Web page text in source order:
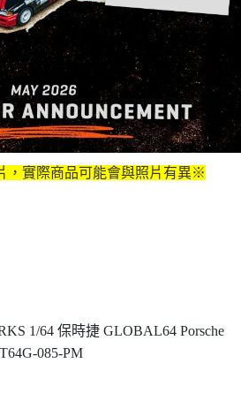
，實際商品可能會與照片有異※
1/64 保時捷 GLOBAL64 Porsche
085-PM